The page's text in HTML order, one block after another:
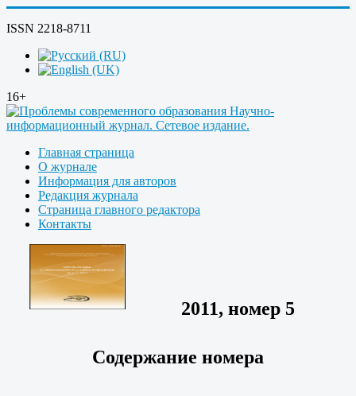
ISSN 2218-8711
16+
Главная страница
О журнале
Информация для авторов
Редакция журнала
Страница главного редактора
Контакты
2011, номер 5
Содержание номера